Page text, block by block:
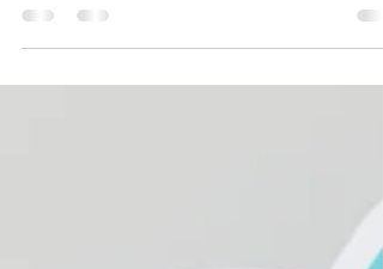
que buscan delegar aquellas labores que
restan tiempo